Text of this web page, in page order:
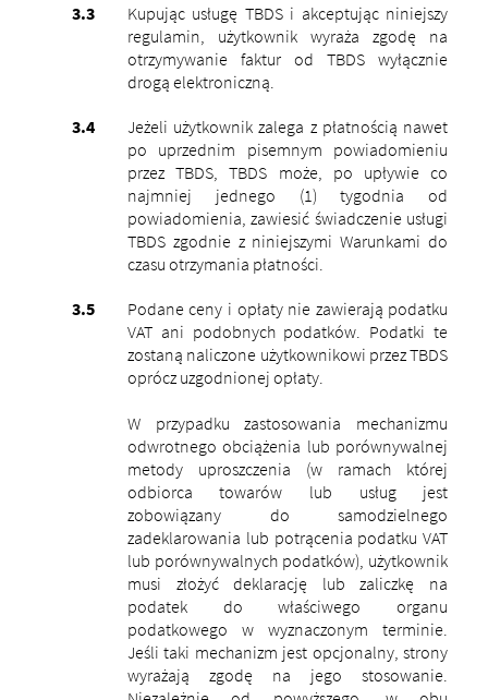
Kupując usługę TBDS i akceptując niniejszy
regulamin, użytkownik wyraża zgodę na
otrzymywanie faktur od TBDS wyłącznie
drogą elektroniczną.
Jeżeli użytkownik zalega z płatnością nawet
po uprzednim pisemnym powiadomieniu
przez TBDS, TBDS może, po upływie co
najmniej jednego (1) tygodnia od
powiadomienia, zawiesić świadczenie usługi
TBDS zgodnie z niniejszymi Warunkami do
czasu otrzymania płatności.
Podane ceny i opłaty nie zawierają podatku
VAT ani podobnych podatków. Podatki te
zostaną naliczone użytkownikowi przez TBDS
oprócz uzgodnionej opłaty.
W przypadku zastosowania mechanizmu
odwrotnego obciążenia lub porównywalnej
metody uproszczenia (w ramach której
odbiorca towarów lub usług jest
zobowiązany do samodzielnego
zadeklarowania lub potrącenia podatku VAT
lub porównywalnych podatków), użytkownik
musi złożyć deklarację lub zaliczkę na
podatek do właściwego organu
podatkowego w wyznaczonym terminie.
Jeśli taki mechanizm jest opcjonalny, strony
wyrażają zgodę na jego stosowanie.